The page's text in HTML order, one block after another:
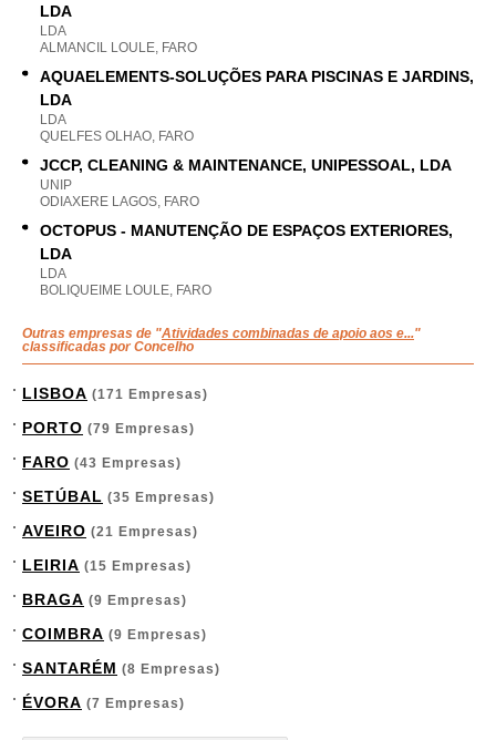
LDA
LDA
ALMANCIL LOULE, FARO
AQUAELEMENTS-SOLUÇÕES PARA PISCINAS E JARDINS,
LDA
LDA
QUELFES OLHAO, FARO
JCCP, CLEANING & MAINTENANCE, UNIPESSOAL, LDA
UNIP
ODIAXERE LAGOS, FARO
OCTOPUS - MANUTENÇÃO DE ESPAÇOS EXTERIORES,
LDA
LDA
BOLIQUEIME LOULE, FARO
Outras empresas de "Atividades combinadas de apoio aos e..."
classificadas por Concelho
LISBOA (171 Empresas)
PORTO (79 Empresas)
FARO (43 Empresas)
SETÚBAL (35 Empresas)
AVEIRO (21 Empresas)
LEIRIA (15 Empresas)
BRAGA (9 Empresas)
COIMBRA (9 Empresas)
SANTARÉM (8 Empresas)
ÉVORA (7 Empresas)